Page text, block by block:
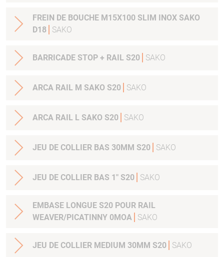
FREIN DE BOUCHE M15X100 SLIM INOX SAKO
D18
SAKO
BARRICADE STOP + RAIL S20 SAKO
ARCA RAIL M SAKO S20 SAKO
ARCA RAIL L SAKO S20 SAKO
JEU DE COLLIER BAS 30MM S20 SAKO
JEU DE COLLIER BAS 1" S20 SAKO
EMBASE LONGUE S20 POUR RAIL
WEAVER/PICATINNY 0MOA
SAKO
JEU DE COLLIER MEDIUM 30MM S20 SAKO